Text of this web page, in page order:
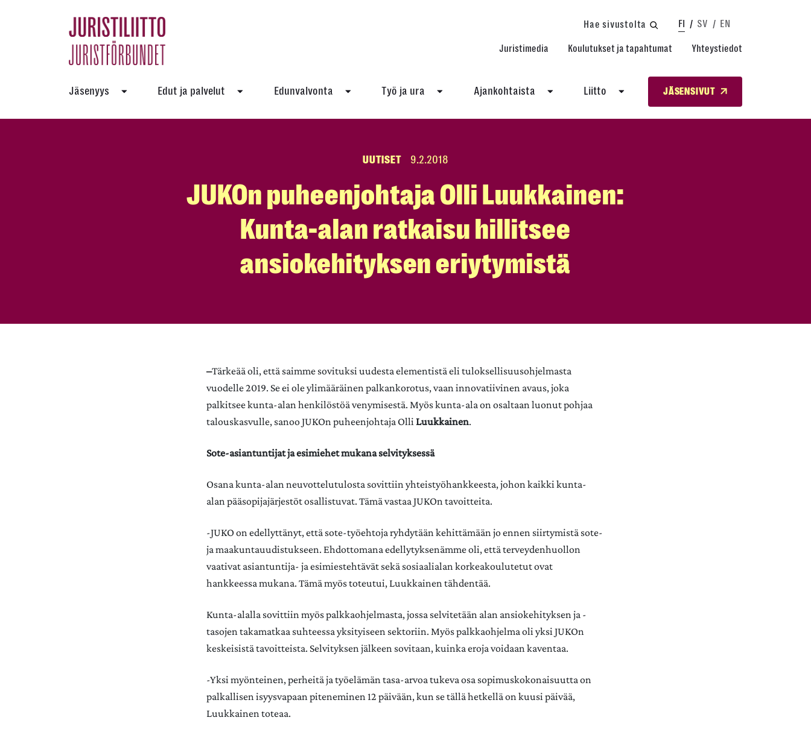
Hae sivustolta FI SV EN
Juristimedia Koulutukset ja tapahtumat Yhteystiedot
Jäsenyys Edut ja palvelut Edunvalvonta Työ ja ura Ajankohtaista Liitto JÄSENSIVUT
UUTISET 9.2.2018
JUKOn puheenjohtaja Olli Luukkainen:
Kunta-alan ratkaisu hillitsee
ansiokehityksen eriytymistä
–Tärkeää oli, että saimme sovituksi uudesta elementistä eli tuloksellisuusohjelmasta
vuodelle 2019. Se ei ole ylimääräinen palkankorotus, vaan innovatiivinen avaus, joka
palkitsee kunta-alan henkilöstöä venymisestä. Myös kunta-ala on osaltaan luonut pohjaa
talouskasvulle, sanoo JUKOn puheenjohtaja OlliLuukkainen.
Sote-asiantuntijat ja esimiehet mukana selvityksessä
Osana kunta-alan neuvottelutulosta sovittiin yhteistyöhankkeesta, johon kaikki kunta-
alan pääsopijajärjestöt osallistuvat. Tämä vastaa JUKOn tavoitteita.
-JUKO on edellyttänyt, että sote-työehtoja ryhdytään kehittämään jo ennen siirtymistä sote-
ja maakuntauudistukseen. Ehdottomana edellytyksenämme oli, että terveydenhuollon
vaativat asiantuntija- ja esimiestehtävät sekä sosiaalialan korkeakoulutetut ovat
hankkeessa mukana. Tämä myös toteutui, Luukkainen tähdentää.
Kunta-alalla sovittiin myös palkkaohjelmasta, jossa selvitetään alan ansiokehityksen ja -
tasojen takamatkaa suhteessa yksityiseen sektoriin. Myös palkkaohjelma oli yksi JUKOn
keskeisistä tavoitteista. Selvityksen jälkeen sovitaan, kuinka eroja voidaan kaventaa.
-Yksi myönteinen, perheitä ja työelämän tasa-arvoa tukeva osa sopimuskokonaisuutta on
palkallisen isyysvapaan piteneminen 12 päivään, kun se tällä hetkellä on kuusi päivää,
Luukkainen toteaa.